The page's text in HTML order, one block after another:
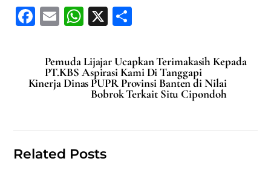
F
c
e
b
k
E
ai
l
W
at
s
A
X
ar
e
Pemuda Lijajar Ucapkan Terimakasih Kepada
PT.KBS Aspirasi Kami Di Tanggapi
Kinerja Dinas PUPR Provinsi Banten di Nilai
Bobrok Terkait Situ Cipondoh
Related Posts